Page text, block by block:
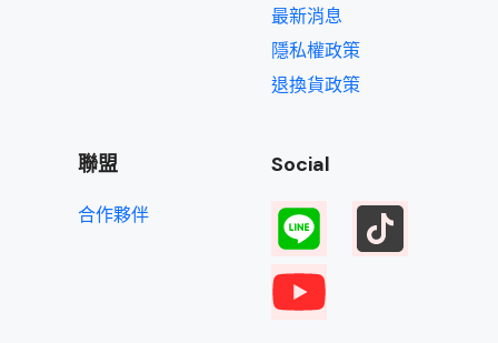
最新消息
隱私權政策
退換貨政策
聯盟
合作夥伴
Social